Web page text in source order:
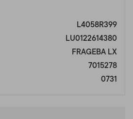
L4058R399
LU0122614380
FRAGEBA LX
7015278
0731